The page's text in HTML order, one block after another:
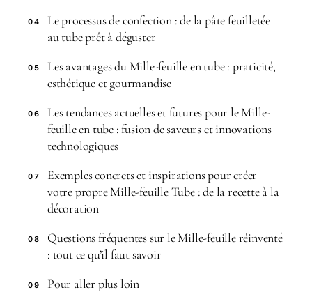
04
Le processus de confection : de la pâte feuilletée
au tube prêt à déguster
05
Les avantages du Mille-feuille en tube : praticité,
esthétique et gourmandise
06
Les tendances actuelles et futures pour le Mille-
feuille en tube : fusion de saveurs et innovations
technologiques
07
Exemples concrets et inspirations pour créer
votre propre Mille-feuille Tube : de la recette à la
décoration
08
Questions fréquentes sur le Mille-feuille réinventé
: tout ce qu’il faut savoir
09 Pour aller plus loin